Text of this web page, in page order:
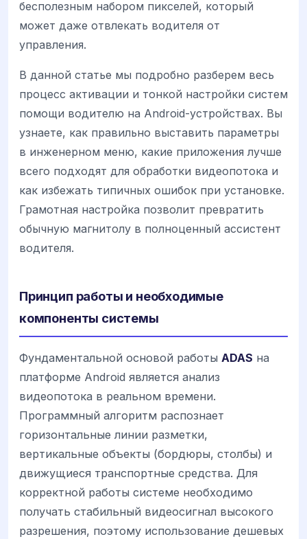
бесполезным набором пикселей, который
может даже отвлекать водителя от
управления.
В данной статье мы подробно разберем весь
процесс активации и тонкой настройки систем
помощи водителю на Android-устройствах. Вы
узнаете, как правильно выставить параметры
в инженерном меню, какие приложения лучше
всего подходят для обработки видеопотока и
как избежать типичных ошибок при установке.
Грамотная настройка позволит превратить
обычную магнитолу в полноценный ассистент
водителя.
Принцип работы и необходимые
компоненты системы
Фундаментальной основой работы ADAS на
платформе Android является анализ
видеопотока в реальном времени.
Программный алгоритм распознает
горизонтальные линии разметки,
вертикальные объекты (бордюры, столбы) и
движущиеся транспортные средства. Для
корректной работы системе необходимо
получать стабильный видеосигнал высокого
разрешения, поэтому использование дешевых